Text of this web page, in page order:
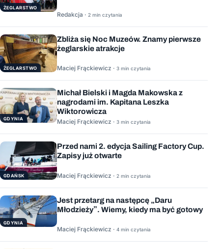
ŻEGLARSTWO
Redakcja · 2 min czytania
ŻEGLARSTWO
Zbliża się Noc Muzeów. Znamy pierwsze
żeglarskie atrakcje
Maciej Frąckiewicz · 3 min czytania
GDYNIA
Michał Bielski i Magda Makowska z
nagrodami im. Kapitana Leszka
Wiktorowicza
Maciej Frąckiewicz · 3 min czytania
GDAŃSK
Przed nami 2. edycja Sailing Factory Cup.
Zapisy już otwarte
Maciej Frąckiewicz · 2 min czytania
GDYNIA
Jest przetarg na następcę „Daru
Młodzieży”. Wiemy, kiedy ma być gotowy
Maciej Frąckiewicz · 4 min czytania